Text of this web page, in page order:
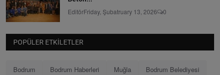
EditörFriday, Şubatruary 13, 2026 0
POPÜLER ETKILETLER
Bodrum Bodrum Haberleri Muğla
Bodrum Belediyesi